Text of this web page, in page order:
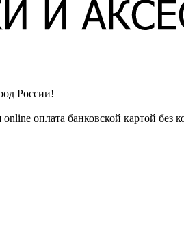
России!
online оплата банковской картой без